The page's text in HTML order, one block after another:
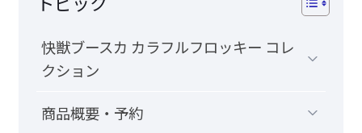
快獣ブースカ カラフルフロッキー コレ
クション
商品概要・予約